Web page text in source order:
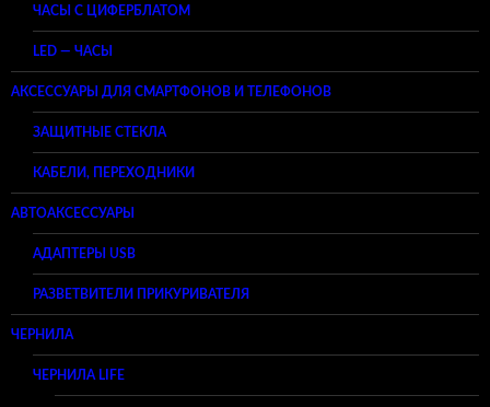
ЧАСЫ С ЦИФЕРБЛАТОМ
LED — ЧАСЫ
АКСЕССУАРЫ ДЛЯ СМАРТФОНОВ И ТЕЛЕФОНОВ
ЗАЩИТНЫЕ СТЕКЛА
КАБЕЛИ, ПЕРЕХОДНИКИ
АВТОАКСЕССУАРЫ
АДАПТЕРЫ USB
РАЗВЕТВИТЕЛИ ПРИКУРИВАТЕЛЯ
ЧЕРНИЛА
ЧЕРНИЛА LIFE